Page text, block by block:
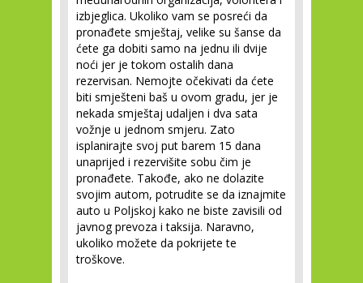
izbjeglica. Ukoliko vam se posreći da
pronađete smještaj, velike su šanse da
ćete ga dobiti samo na jednu ili dvije
noći jer je tokom ostalih dana
rezervisan. Nemojte očekivati da ćete
biti smješteni baš u ovom gradu, jer je
nekada smještaj udaljen i dva sata
vožnje u jednom smjeru. Zato
isplanirajte svoj put barem 15 dana
unaprijed i rezervišite sobu čim je
pronađete. Takođe, ako ne dolazite
svojim autom, potrudite se da iznajmite
auto u Poljskoj kako ne biste zavisili od
javnog prevoza i taksija. Naravno,
ukoliko možete da pokrijete te
troškove.